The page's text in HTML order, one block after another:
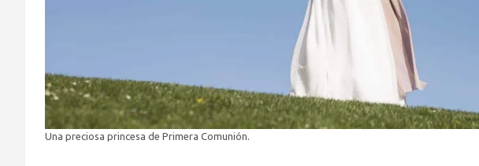
Una preciosa princesa de Primera Comunión.